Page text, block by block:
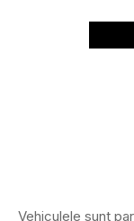
Vehiculele sunt